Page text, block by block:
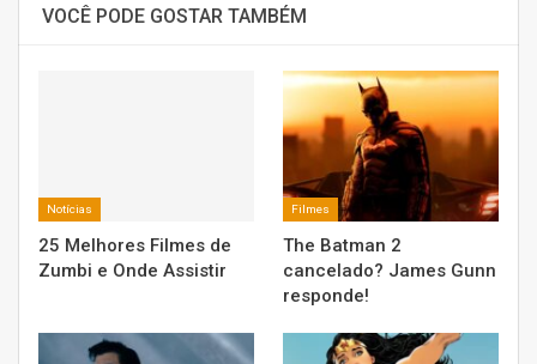
VOCÊ PODE GOSTAR TAMBÉM
Notícias
25 Melhores Filmes de
Zumbi e Onde Assistir
Filmes
The Batman 2
cancelado? James Gunn
responde!